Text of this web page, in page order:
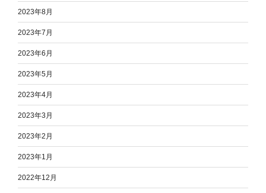
2023年8月
2023年7月
2023年6月
2023年5月
2023年4月
2023年3月
2023年2月
2023年1月
2022年12月